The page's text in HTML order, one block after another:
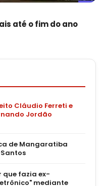
até o fim do ano
Cláudio Ferreti e
Jordão
de Mangaratiba
que fazia ex-
mediante